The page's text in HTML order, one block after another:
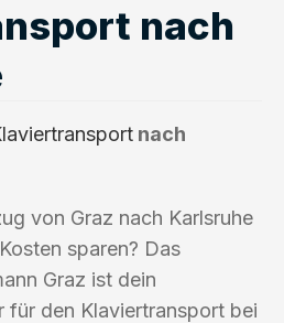
nach
nach
von Graz nach Karlsruhe
sparen? Das
Graz ist dein
für den Klaviertransport bei